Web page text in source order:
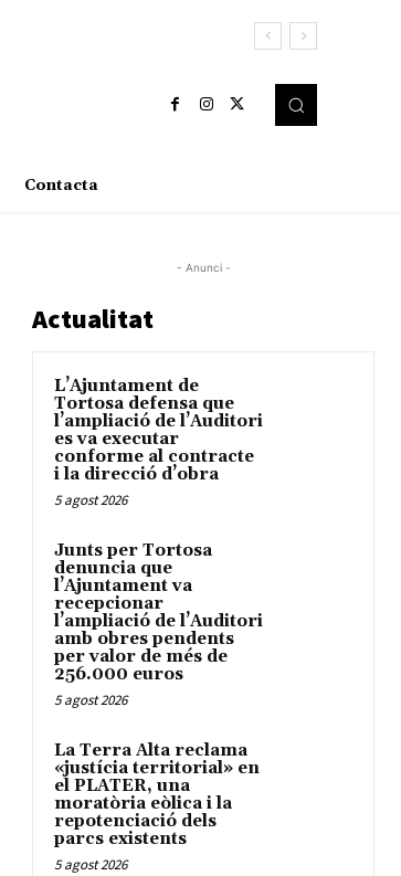
Contacta
- Anunci -
Actualitat
L’Ajuntament de
Tortosa defensa que
l’ampliació de l’Auditori
es va executar
conforme al contracte
i la direcció d’obra
5 agost 2026
Junts per Tortosa
denuncia que
l’Ajuntament va
recepcionar
l’ampliació de l’Auditori
amb obres pendents
per valor de més de
256.000 euros
5 agost 2026
La Terra Alta reclama
«justícia territorial» en
el PLATER, una
moratòria eòlica i la
repotenciació dels
parcs existents
5 agost 2026